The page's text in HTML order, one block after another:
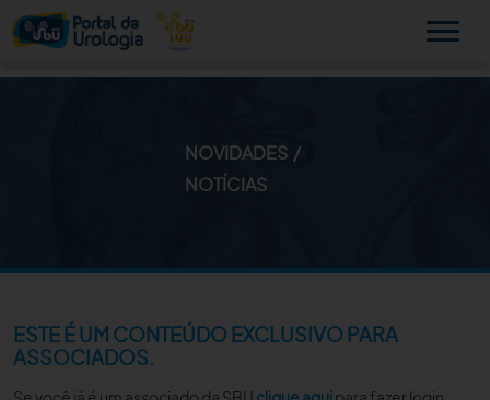
PUBLICAÇÕES
NOVIDADES
NOTÍCIAS
ESTE É UM CONTEÚDO EXCLUSIVO PARA
ASSOCIADOS.